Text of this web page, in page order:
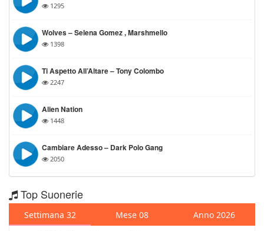
1295
Wolves – Selena Gomez , Marshmello
1398
Ti Aspetto All’Altare – Tony Colombo
2247
Alien Nation
1448
Cambiare Adesso – Dark Polo Gang
2050
Top Suonerie
Settimana 32 Mese 08 Anno 2026